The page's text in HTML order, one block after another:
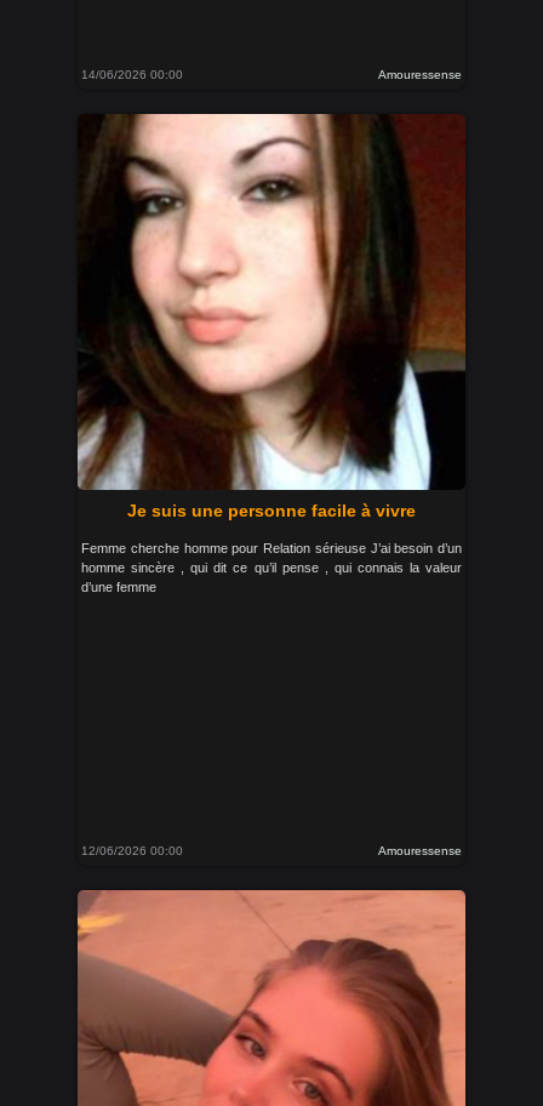
14/06/2026 00:00 Amouressense
Je suis une personne facile à vivre
Femme cherche homme pour Relation sérieuse J’ai besoin d’un
homme sincère , qui dit ce qu’il pense , qui connais la valeur
d’une femme
12/06/2026 00:00 Amouressense